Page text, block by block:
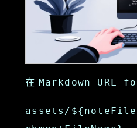
在 Markdown URL
assets/